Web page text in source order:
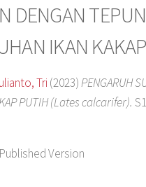
DENGAN
IKAN
Tri (2023)PENGARUH
PUTIH (Lates calcarifer).
Version